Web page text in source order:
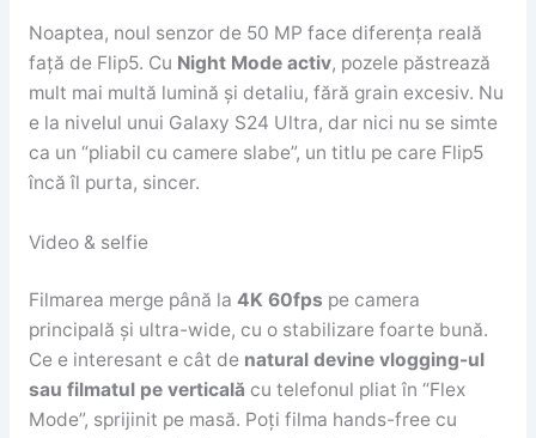
Noaptea, noul senzor de 50 MP face diferența reală
față de Flip5. Cu Night Mode activ, pozele păstrează
mult mai multă lumină și detaliu, fără grain excesiv. Nu
e la nivelul unui Galaxy S24 Ultra, dar nici nu se simte
ca un “pliabil cu camere slabe”, un titlu pe care Flip5
încă îl purta, sincer.
Video & selfie
Filmarea merge până la 4K 60fps pe camera
principală și ultra-wide, cu o stabilizare foarte bună.
Ce e interesant e cât de natural devine vlogging-ul
sau filmatul pe verticală cu telefonul pliat în “Flex
Mode”, sprijinit pe masă. Poți filma hands-free cu